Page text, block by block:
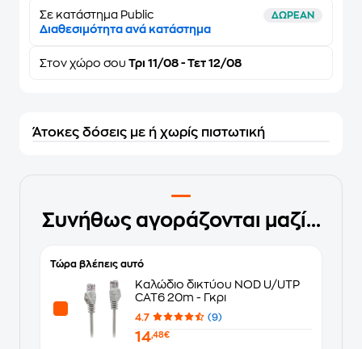
Σε κατάστημα Public ΔΩΡΕΑΝ
Διαθεσιμότητα ανά κατάστημα
Στον χώρο σου Τρι 11/08 - Τετ 12/08
Άτοκες δόσεις με ή χωρίς πιστωτική
Συνήθως αγοράζονται μαζί...
Τώρα βλέπεις αυτό
Καλώδιο δικτύου NOD U/UTP
CAT6 20m - Γκρι
4.7 (9)
14,48€